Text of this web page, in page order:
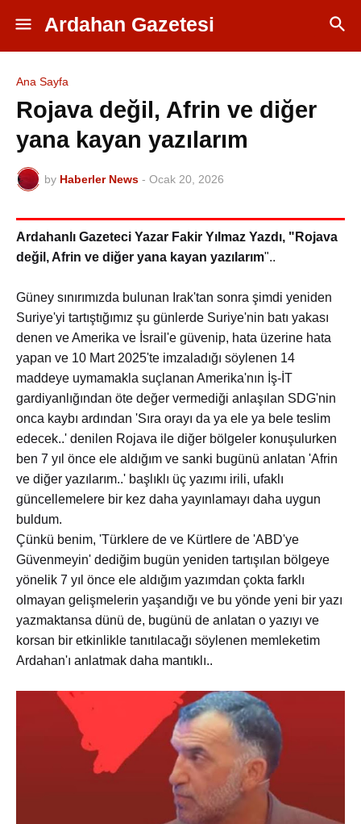
Ardahan Gazetesi
Ana Sayfa
Rojava değil, Afrin ve diğer
yana kayan yazılarım
by Haberler News - Ocak 20, 2026
Ardahanlı Gazeteci Yazar Fakir Yılmaz Yazdı, "Rojava
değil, Afrin ve diğer yana kayan yazılarım"..
Güney sınırımızda bulunan Irak'tan sonra şimdi yeniden
Suriye'yi tartıştığımız şu günlerde Suriye'nin batı yakası
denen ve Amerika ve İsrail'e güvenip, hata üzerine hata
yapan ve 10 Mart 2025'te imzaladığı söylenen 14
maddeye uymamakla suçlanan Amerika'nın İş-İT
gardiyanlığından öte değer vermediği anlaşılan SDG'nin
onca kaybı ardından 'Sıra orayı da ya ele ya bele teslim
edecek..' denilen Rojava ile diğer bölgeler konuşulurken
ben 7 yıl önce ele aldığım ve sanki bugünü anlatan 'Afrin
ve diğer yazılarım..' başlıklı üç yazımı irili, ufaklı
güncellemelere bir kez daha yayınlamayı daha uygun
buldum.
Çünkü benim, 'Türklere de ve Kürtlere de 'ABD'ye
Güvenmeyin' dediğim bugün yeniden tartışılan bölgeye
yönelik 7 yıl önce ele aldığım yazımdan çokta farklı
olmayan gelişmelerin yaşandığı ve bu yönde yeni bir yazı
yazmaktansa dünü de, bugünü de anlatan o yazıyı ve
korsan bir etkinlikle tanıtılacağı söylenen memleketim
Ardahan'ı anlatmak daha mantıklı..